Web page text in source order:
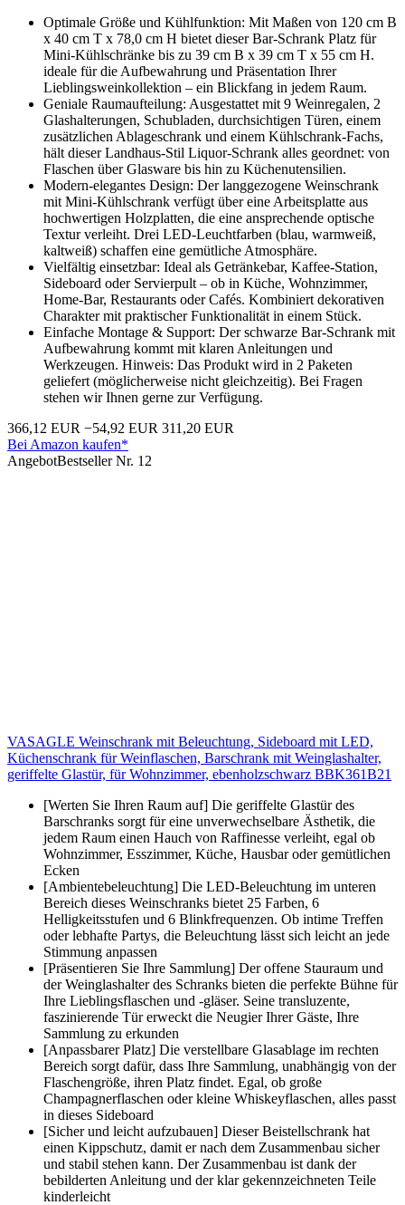
Optimale Größe und Kühlfunktion: Mit Maßen von 120 cm B
x 40 cm T x 78,0 cm H bietet dieser Bar-Schrank Platz für
Mini-Kühlschränke bis zu 39 cm B x 39 cm T x 55 cm H.
ideale für die Aufbewahrung und Präsentation Ihrer
Lieblingsweinkollektion – ein Blickfang in jedem Raum.
Geniale Raumaufteilung: Ausgestattet mit 9 Weinregalen, 2
Glashalterungen, Schubladen, durchsichtigen Türen, einem
zusätzlichen Ablageschrank und einem Kühlschrank-Fachs,
hält dieser Landhaus-Stil Liquor-Schrank alles geordnet: von
Flaschen über Glasware bis hin zu Küchenutensilien.
Modern-elegantes Design: Der langgezogene Weinschrank
mit Mini-Kühlschrank verfügt über eine Arbeitsplatte aus
hochwertigen Holzplatten, die eine ansprechende optische
Textur verleiht. Drei LED-Leuchtfarben (blau, warmweiß,
kaltweiß) schaffen eine gemütliche Atmosphäre.
Vielfältig einsetzbar: Ideal als Getränkebar, Kaffee-Station,
Sideboard oder Servierpult – ob in Küche, Wohnzimmer,
Home-Bar, Restaurants oder Cafés. Kombiniert dekorativen
Charakter mit praktischer Funktionalität in einem Stück.
Einfache Montage & Support: Der schwarze Bar-Schrank mit
Aufbewahrung kommt mit klaren Anleitungen und
Werkzeugen. Hinweis: Das Produkt wird in 2 Paketen
geliefert (möglicherweise nicht gleichzeitig). Bei Fragen
stehen wir Ihnen gerne zur Verfügung.
366,12 EUR −54,92 EUR 311,20 EUR
Bei Amazon kaufen*
AngebotBestseller Nr. 12
VASAGLE Weinschrank mit Beleuchtung, Sideboard mit LED,
Küchenschrank für Weinflaschen, Barschrank mit Weinglashalter,
geriffelte Glastür, für Wohnzimmer, ebenholzschwarz BBK361B21
[Werten Sie Ihren Raum auf] Die geriffelte Glastür des
Barschranks sorgt für eine unverwechselbare Ästhetik, die
jedem Raum einen Hauch von Raffinesse verleiht, egal ob
Wohnzimmer, Esszimmer, Küche, Hausbar oder gemütlichen
Ecken
[Ambientebeleuchtung] Die LED-Beleuchtung im unteren
Bereich dieses Weinschranks bietet 25 Farben, 6
Helligkeitsstufen und 6 Blinkfrequenzen. Ob intime Treffen
oder lebhafte Partys, die Beleuchtung lässt sich leicht an jede
Stimmung anpassen
[Präsentieren Sie Ihre Sammlung] Der offene Stauraum und
der Weinglashalter des Schranks bieten die perfekte Bühne für
Ihre Lieblingsflaschen und -gläser. Seine transluzente,
faszinierende Tür erweckt die Neugier Ihrer Gäste, Ihre
Sammlung zu erkunden
[Anpassbarer Platz] Die verstellbare Glasablage im rechten
Bereich sorgt dafür, dass Ihre Sammlung, unabhängig von der
Flaschengröße, ihren Platz findet. Egal, ob große
Champagnerflaschen oder kleine Whiskeyflaschen, alles passt
in dieses Sideboard
[Sicher und leicht aufzubauen] Dieser Beistellschrank hat
einen Kippschutz, damit er nach dem Zusammenbau sicher
und stabil stehen kann. Der Zusammenbau ist dank der
bebilderten Anleitung und der klar gekennzeichneten Teile
kinderleicht